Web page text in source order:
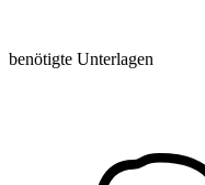
benötigte Unterlagen